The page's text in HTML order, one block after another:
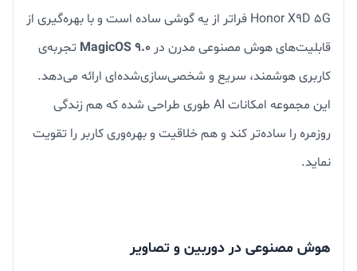
Honor X9D 5G فراتر از یه گوشی ساده است و با بهره‌گیری از
قابلیت‌های هوش مصنوعی مدرن در MagicOS 9.0 تجربه‌ی
کاربری هوشمند، سریع و شخصی‌سازی‌شده‌ای ارائه می‌دهد.
این مجموعه امکانات AI طوری طراحی شده که هم زندگی
روزمره را ساده‌تر کند و هم خلاقیت و بهره‌وری کاربر را تقویت
نماید.
هوش مصنوعی در دوربین و تصاویر